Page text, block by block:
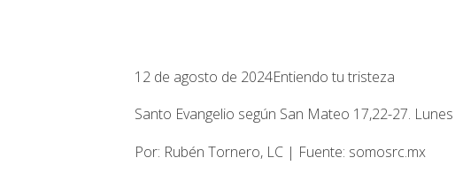
12 de agosto de 2024Entiendo tu tristeza
Santo Evangelio según San Mateo 17,22-27.
Por: Rubén Tornero, LC | Fuente: somosrc.mx